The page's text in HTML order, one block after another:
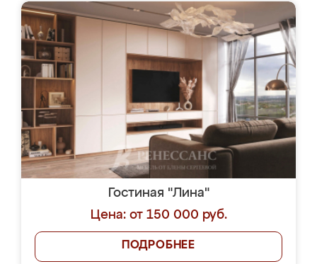
Гостиная "Лина"
Цена: от 150 000 руб.
ПОДРОБНЕЕ